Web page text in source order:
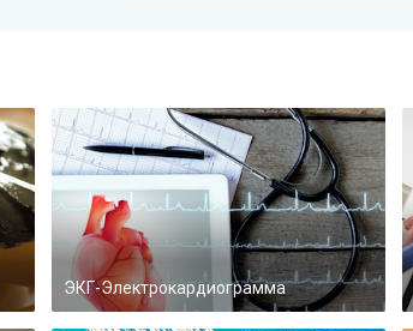
ЭКГ-Электрокардиограмма